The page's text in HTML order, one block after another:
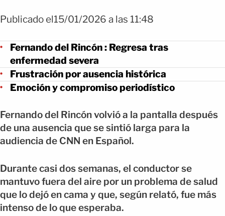
Publicado el15/01/2026 a las 11:48
Fernando del Rincón : Regresa tras
enfermedad severa
Frustración por ausencia histórica
Emoción y compromiso periodístico
Fernando del Rincón volvió a la pantalla después
de una ausencia que se sintió larga para la
audiencia de CNN en Español.
Durante casi dos semanas, el conductor se
mantuvo fuera del aire por un problema de salud
que lo dejó en cama y que, según relató, fue más
intenso de lo que esperaba.